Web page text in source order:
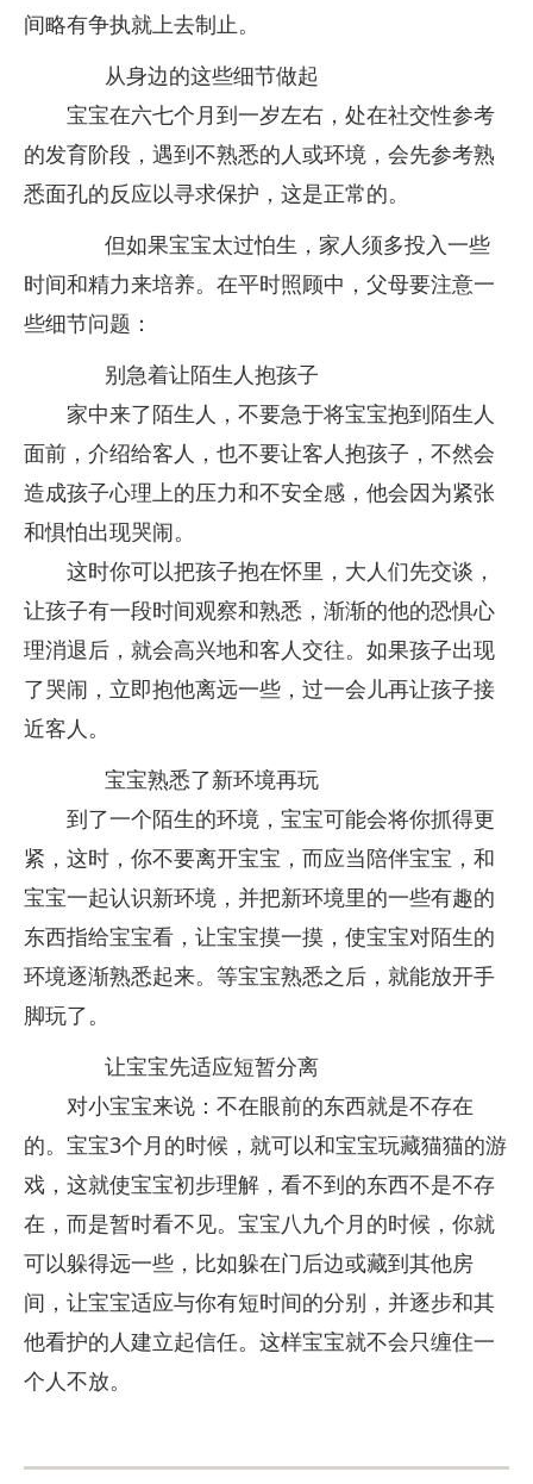
间略有争执就上去制止。
从身边的这些细节做起
宝宝在六七个月到一岁左右，处在社交性参考
的发育阶段，遇到不熟悉的人或环境，会先参考熟
悉面孔的反应以寻求保护，这是正常的。
但如果宝宝太过怕生，家人须多投入一些
时间和精力来培养。在平时照顾中，父母要注意一
些细节问题：
别急着让陌生人抱孩子
家中来了陌生人，不要急于将宝宝抱到陌生人
面前，介绍给客人，也不要让客人抱孩子，不然会
造成孩子心理上的压力和不安全感，他会因为紧张
和惧怕出现哭闹。
这时你可以把孩子抱在怀里，大人们先交谈，
让孩子有一段时间观察和熟悉，渐渐的他的恐惧心
理消退后，就会高兴地和客人交往。如果孩子出现
了哭闹，立即抱他离远一些，过一会儿再让孩子接
近客人。
宝宝熟悉了新环境再玩
到了一个陌生的环境，宝宝可能会将你抓得更
紧，这时，你不要离开宝宝，而应当陪伴宝宝，和
宝宝一起认识新环境，并把新环境里的一些有趣的
东西指给宝宝看，让宝宝摸一摸，使宝宝对陌生的
环境逐渐熟悉起来。等宝宝熟悉之后，就能放开手
脚玩了。
让宝宝先适应短暂分离
对小宝宝来说：不在眼前的东西就是不存在
的。宝宝3个月的时候，就可以和宝宝玩藏猫猫的游
戏，这就使宝宝初步理解，看不到的东西不是不存
在，而是暂时看不见。宝宝八九个月的时候，你就
可以躲得远一些，比如躲在门后边或藏到其他房
间，让宝宝适应与你有短时间的分别，并逐步和其
他看护的人建立起信任。这样宝宝就不会只缠住一
个人不放。